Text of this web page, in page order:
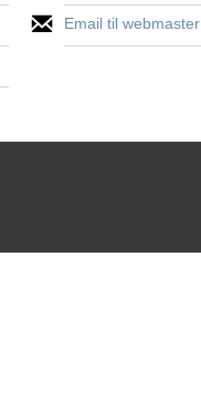
Email til webmaster